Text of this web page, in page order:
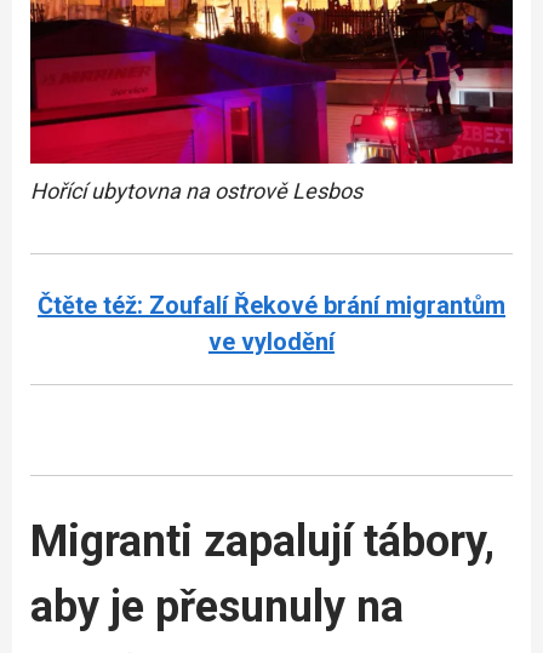
Hořící ubytovna na ostrově Lesbos
Čtěte též: Zoufalí Řekové brání migrantům
ve vylodění
Migranti zapalují tábory,
aby je přesunuly na